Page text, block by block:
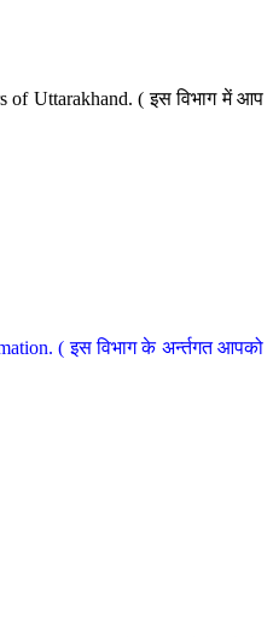
of Uttarakhand. ( इस विभाग में आप
( इस विभाग के अर्न्तगत आपको